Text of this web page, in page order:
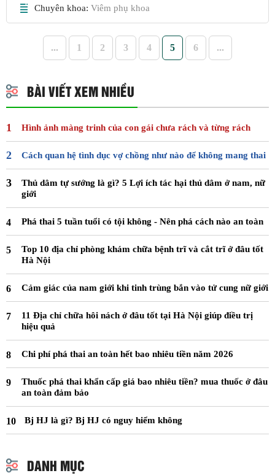
Chuyên khoa: Viêm phụ khoa
... 1 2 3 4 5 6 ...
BÀI VIẾT XEM NHIỀU
Hình ảnh màng trinh của con gái chưa rách và từng rách
Cách quan hệ tình dục vợ chồng như nào để không mang thai
Thủ dâm tự sướng là gì? 5 Lợi ích tác hại thủ dâm ở nam, nữ
giới
Phá thai 5 tuần tuổi có tội không - Nên phá cách nào an toàn
Top 10 địa chỉ phòng khám chữa bệnh trĩ và cắt trĩ ở đâu tốt
Hà Nội
Cảm giác của nam giới khi tinh trùng bắn vào tử cung nữ giới
11 Địa chỉ chữa hôi nách ở đâu tốt tại Hà Nội giúp điều trị
hiệu quả
Chi phí phá thai an toàn hết bao nhiêu tiền năm 2026
Thuốc phá thai khẩn cấp giá bao nhiêu tiền? mua thuốc ở đâu
an toàn đảm bảo
Bj HJ là gì? Bj HJ có nguy hiểm không
DANH MỤC